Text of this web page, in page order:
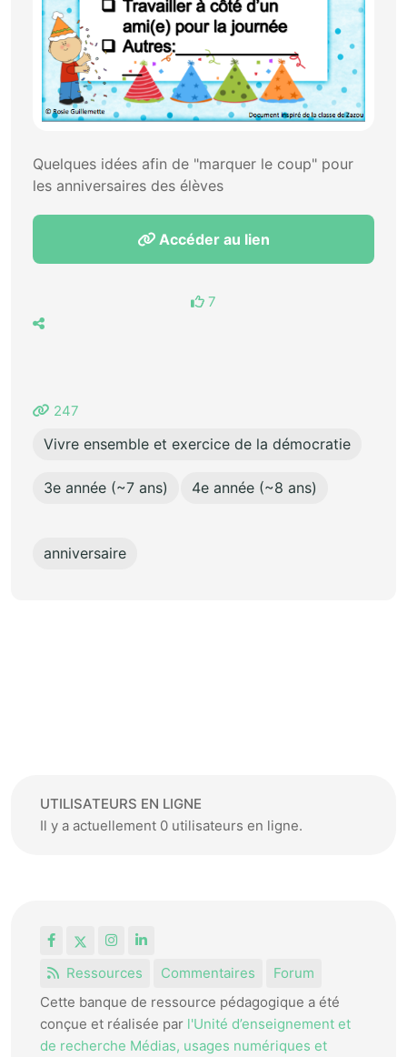
Quelques idées afin de "marquer le coup" pour
les anniversaires des élèves
Accéder au lien
7
247
Vivre ensemble et exercice de la démocratie
3e année (~7 ans) 4e année (~8 ans)
anniversaire
UTILISATEURS EN LIGNE
Il y a actuellement 0 utilisateurs en ligne.
FacebookInstagram
LinkedIn
Ressources
Commentaires
Forum
Cette banque de ressource pédagogique a été
conçue et réalisée par l'Unité d’enseignement et
de recherche Médias, usages numériques et